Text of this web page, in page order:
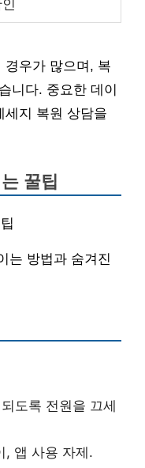
경우가 많으며, 복
니다. 중요한 데이
세지 복원 상담을
꿀팁
는 방법과 숨겨진
도록 전원을 끄세
, 앱 사용 자제.